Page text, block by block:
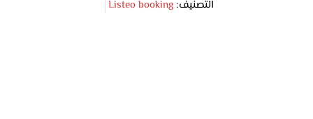
التصنيف: Listeo booking